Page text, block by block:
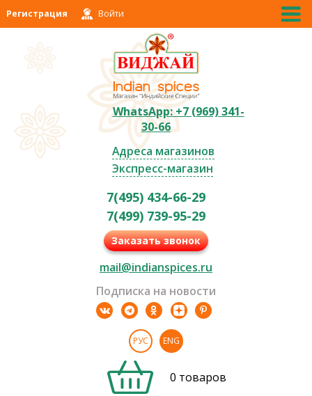
Регистрация Войти
WhatsApp: +7 (969) 341-
30-66
Адреса магазинов
Экспресс-магазин
7(495) 434-66-29
7(499) 739-95-29
Заказать звонок
mail@indianspices.ru
Подписка на новости
РУС ENG
0 товаров